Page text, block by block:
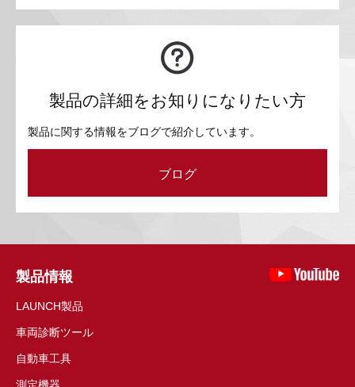
製品の詳細をお知りになりたい方
製品に関する情報をブログで紹介しています。
ブログ
製品情報
LAUNCH製品
車両診断ツール
自動車工具